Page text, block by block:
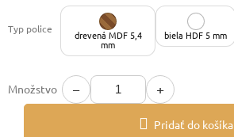
Typ police drevená MDF 5,4
mm
biela HDF 5 mm
Množstvo − +
Pridať do košíka